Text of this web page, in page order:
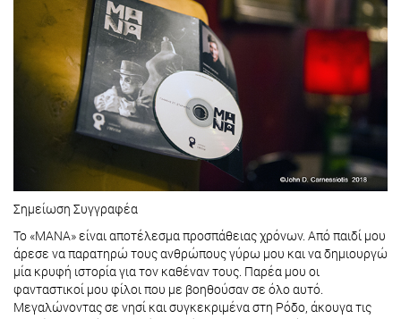
Σημείωση Συγγραφέα
Το «ΜΑΝΑ» είναι αποτέλεσμα προσπάθειας χρόνων. Από παιδί μου
άρεσε να παρατηρώ τους ανθρώπους γύρω μου και να δημιουργώ
μία κρυφή ιστορία για τον καθέναν τους. Παρέα μου οι
φανταστικοί μου φίλοι που με βοηθούσαν σε όλο αυτό.
Μεγαλώνοντας σε νησί και συγκεκριμένα στη Ρόδο, άκουγα τις